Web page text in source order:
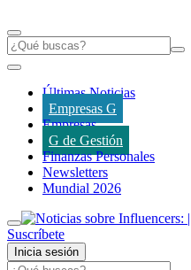
Últimas Noticias
Empresas G
Empresas
G de Gestión
Finanzas Personales
Newsletters
Mundial 2026
Suscríbete
Inicia sesión